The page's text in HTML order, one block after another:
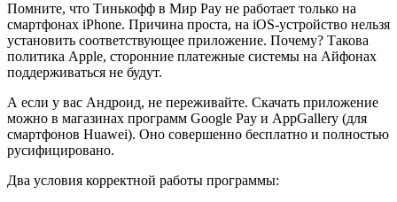
Помните, что Тинькофф в Мир Pay не работает только на
смартфонах iPhone. Причина проста, на iOS-устройство нельзя
установить соответствующее приложение. Почему? Такова
политика Apple, сторонние платежные системы на Айфонах
поддерживаться не будут.
А если у вас Андроид, не переживайте. Скачать приложение
можно в магазинах программ Google Pay и AppGallery (для
смартфонов Huawei). Оно совершенно бесплатно и полностью
русифицировано.
Два условия корректной работы программы: